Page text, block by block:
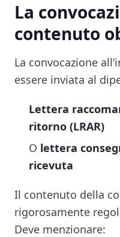
La
contenuto
La convocazione
essere inviata al
Lettera
ritorno (LRAR)
O lettera
ricevuta
Il contenuto della
rigorosamente
Deve menzionare: